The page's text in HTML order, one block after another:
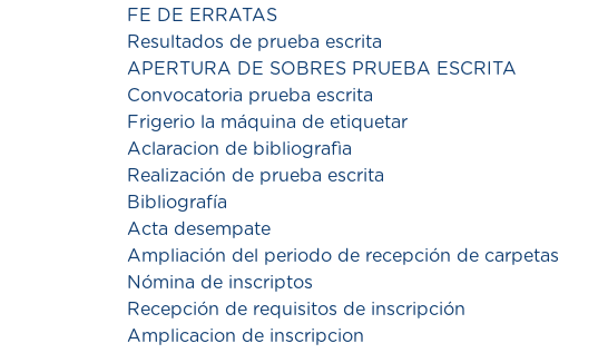
FE DE ERRATAS
Resultados de prueba escrita
APERTURA DE SOBRES PRUEBA ESCRITA
Convocatoria prueba escrita
Frigerio la máquina de etiquetar
Aclaracion de bibliografìa
Realización de prueba escrita
Bibliografía
Acta desempate
Ampliación del periodo de recepción de carpetas
Nómina de inscriptos
Recepción de requisitos de inscripción
Amplicacion de inscripcion